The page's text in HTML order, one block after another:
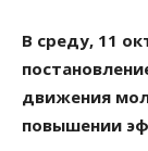
В среду, 11
движения
повышении